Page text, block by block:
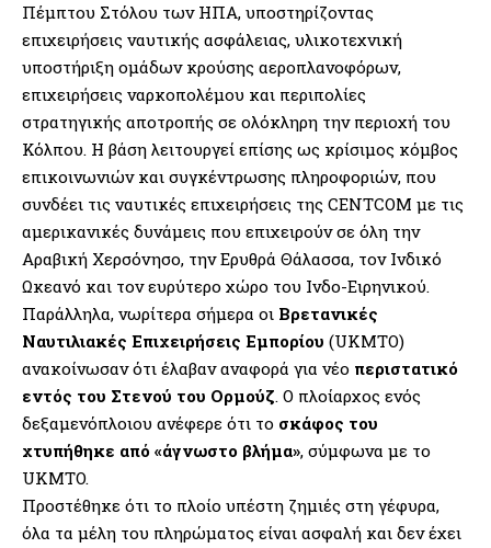
Πέμπτου Στόλου των ΗΠΑ, υποστηρίζοντας
επιχειρήσεις ναυτικής ασφάλειας, υλικοτεχνική
υποστήριξη ομάδων κρούσης αεροπλανοφόρων,
επιχειρήσεις ναρκοπολέμου και περιπολίες
στρατηγικής αποτροπής σε ολόκληρη την περιοχή του
Κόλπου. Η βάση λειτουργεί επίσης ως κρίσιμος κόμβος
επικοινωνιών και συγκέντρωσης πληροφοριών, που
συνδέει τις ναυτικές επιχειρήσεις της CENTCOM με τις
αμερικανικές δυνάμεις που επιχειρούν σε όλη την
Αραβική Χερσόνησο, την Ερυθρά Θάλασσα, τον Ινδικό
Ωκεανό και τον ευρύτερο χώρο του Ινδο-Ειρηνικού.
Παράλληλα, νωρίτερα σήμερα οι Βρετανικές
Ναυτιλιακές Επιχειρήσεις Εμπορίου (UKMTO)
ανακοίνωσαν ότι έλαβαν αναφορά για νέο περιστατικό
εντός του Στενού του Ορμούζ. Ο πλοίαρχος ενός
δεξαμενόπλοιου ανέφερε ότι το σκάφος του
χτυπήθηκε από «άγνωστο βλήμα», σύμφωνα με το
UKMTO.
Προστέθηκε ότι το πλοίο υπέστη ζημιές στη γέφυρα,
όλα τα μέλη του πληρώματος είναι ασφαλή και δεν έχει